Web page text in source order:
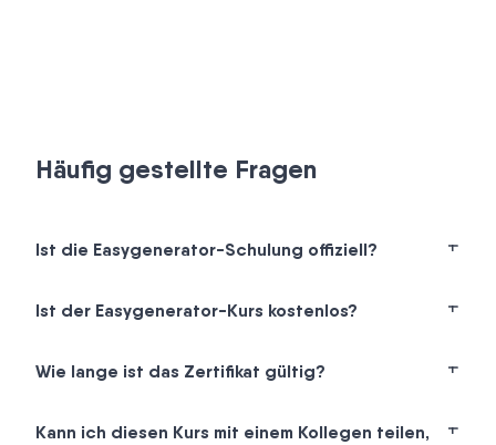
Häufig gestellte Fragen
Ist die Easygenerator-Schulung offiziell?
Ist der Easygenerator-Kurs kostenlos?
Wie lange ist das Zertifikat gültig?
Kann ich diesen Kurs mit einem Kollegen teilen,